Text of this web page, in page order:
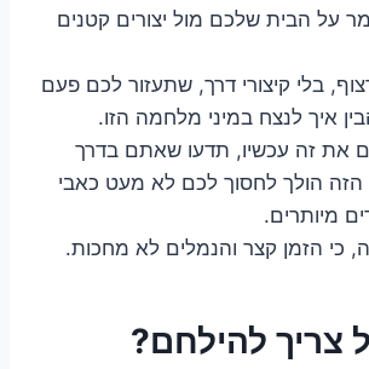
על הבית שלכם מול יצורים קטנים
בלי קיצורי דרך, שתעזור לכם פעם
איך לנצח במיני מלחמה הזו.
את זה עכשיו, תדעו שאתם בדרך
הזה הולך לחסוך לכם לא מעט כאבי
מיותרים.
כי הזמן קצר והנמלים לא מחכות.
צריך להילחם?